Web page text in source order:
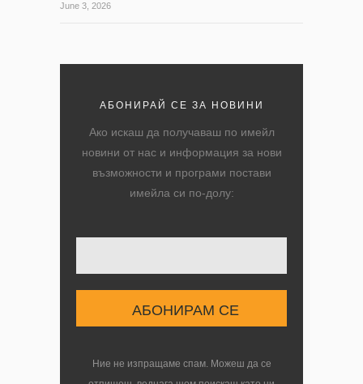
June 3, 2026
АБОНИРАЙ СЕ ЗА НОВИНИ
Ако искаш да получаваш по имейл
новини от нас и информация за нови
възможности и програми постави
имейла си по-долу:
Ние не изпращаме спам. Можеш да се